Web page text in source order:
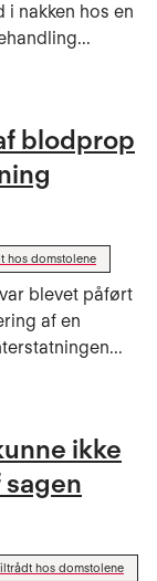
nakken hos en
blodprop
hos domstolene
blevet påført
af en
ikke
hos domstolene